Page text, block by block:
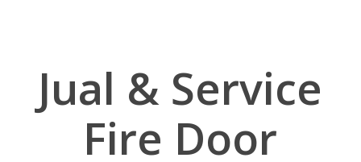
Jual & Service
Fire Door